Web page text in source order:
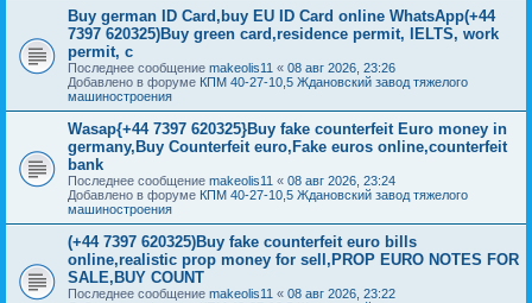
Buy german ID Card,buy EU ID Card online WhatsApp(+44
7397 620325)Buy green card,residence permit, IELTS, work
permit, c
Последнее сообщение makeolis11 « 08 авг 2026, 23:26
Добавлено в форуме КПМ 40-27-10,5 Ждановский завод тяжелого
машиностроения
Wasap{+44 7397 620325}Buy fake counterfeit Euro money in
germany,Buy Counterfeit euro,Fake euros online,counterfeit
bank
Последнее сообщение makeolis11 « 08 авг 2026, 23:24
Добавлено в форуме КПМ 40-27-10,5 Ждановский завод тяжелого
машиностроения
(+44 7397 620325)Buy fake counterfeit euro bills
online,realistic prop money for sell,PROP EURO NOTES FOR
SALE,BUY COUNT
Последнее сообщение makeolis11 « 08 авг 2026, 23:22